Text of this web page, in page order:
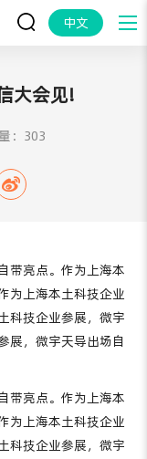
中文
大会见!
：303
带亮点。作为上海本
为上海本土科技企业
科技企业参展，微宇
展，微宇天导出场自
带亮点。作为上海本
为上海本土科技企业
科技企业参展，微宇